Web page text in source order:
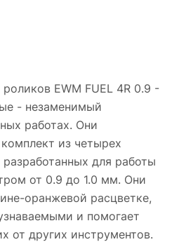
EWM FUEL 4R 0.9 -
- незаменимый
работах. Они
из четырех
для работы
от 0.9 до 1.0 мм. Они
оранжевой расцветке,
и помогает
от других инструментов.